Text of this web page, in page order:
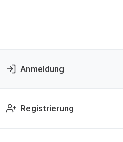
Anmeldung
Registrierung